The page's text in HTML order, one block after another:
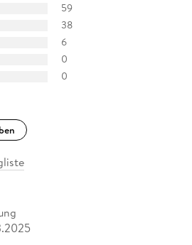
59
38
6
0
0